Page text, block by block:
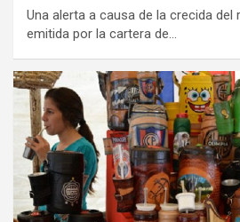
Una alerta a causa de la crecida del
emitida por la cartera de…